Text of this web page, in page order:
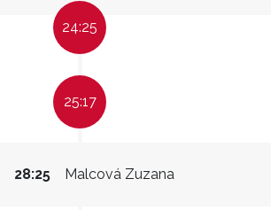
24:25
25:17
Malcová Zuzana
28:25